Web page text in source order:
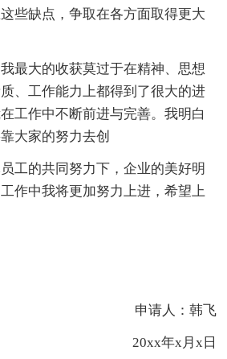
些缺点，争取在各方面取得更大
最大的收获莫过于在精神、思想
、工作能力上都得到了很大的进
工作中不断前进与完善。我明白
大家的努力去创
工的共同努力下，企业的美好明
作中我将更加努力上进，希望上
申请人：韩飞
20xx年x月x日